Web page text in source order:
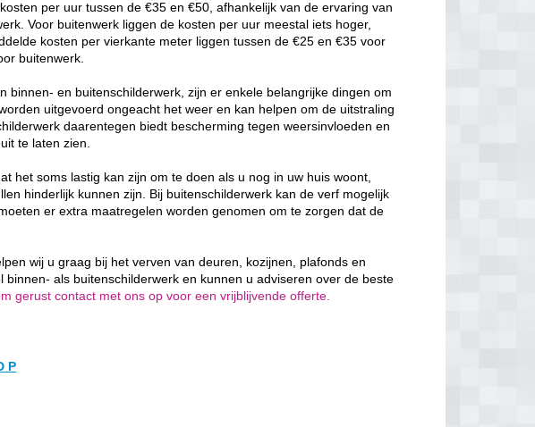
per uur tussen de €35 en €50, afhankelijk van de ervaring van
Voor buitenwerk liggen de kosten per uur meestal iets hoger,
kosten per vierkante meter liggen tussen de €25 en €35 voor
buitenwerk.
binnen- en buitenschilderwerk, zijn er enkele belangrijke dingen om
uitgevoerd ongeacht het weer en kan helpen om de uitstraling
daarentegen biedt bescherming tegen weersinvloeden en
te laten zien.
het soms lastig kan zijn om te doen als u nog in uw huis woont,
hinderlijk kunnen zijn. Bij buitenschilderwerk kan de verf mogelijk
er extra maatregelen worden genomen om te zorgen dat de
wij u graag bij het verven van deuren, kozijnen, plafonds en
als buitenschilderwerk en kunnen u adviseren over de beste
gerust contact met ons op voor een vrijblijvende offerte.
P